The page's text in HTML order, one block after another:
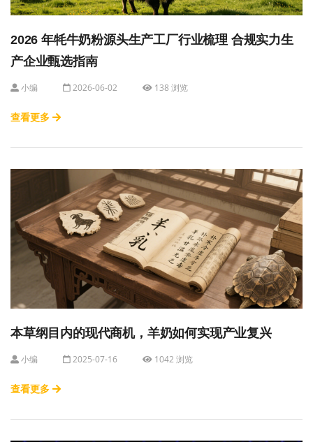
2026 年牦牛奶粉源头生产工厂行业梳理 合规实力生
产企业甄选指南
小编 2026-06-02 138 浏览
查看更多
本草纲目内的现代商机，羊奶如何实现产业复兴
小编 2025-07-16 1042 浏览
查看更多